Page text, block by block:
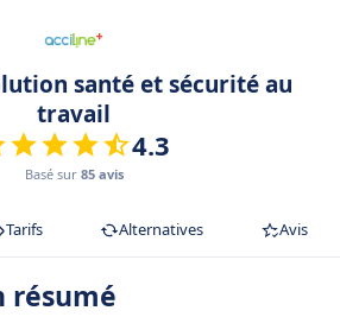
santé et sécurité au
travail
4.3
Basé sur 85 avis
Tarifs Alternatives Avis
résumé